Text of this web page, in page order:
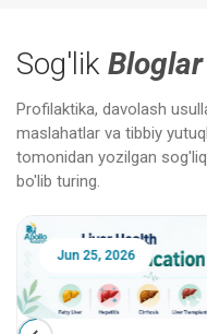
Sog'lik Bloglar
Profilaktika, davolash
maslahatlar va tibbiy
tomonidan yozilgan
bo'lib turing.
Jun 25, 2026